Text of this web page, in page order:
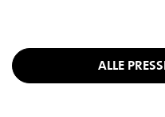
ALLE